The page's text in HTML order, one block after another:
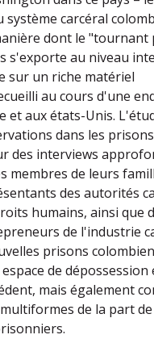
carcéral
dont le
s'exporte au niveau
sur un riche matériel
au cours d'une
et aux états-Unis.
dans les prisons
des interviews
membres de leurs
des autorités
humains, ainsi que
de l'industrie
prisons
de dépossession
mais également
de la part